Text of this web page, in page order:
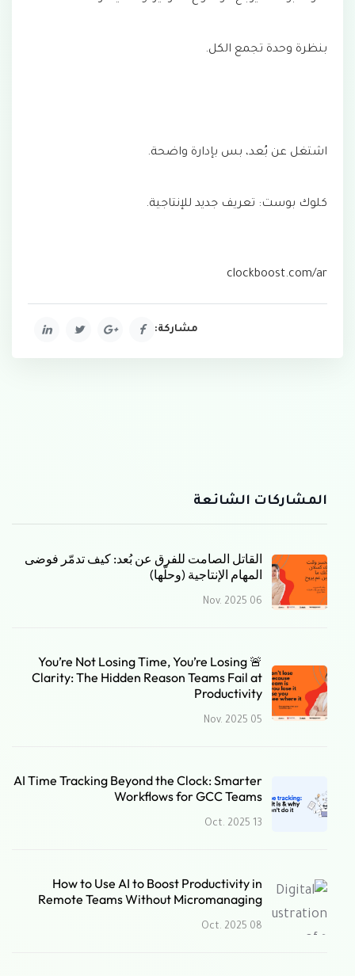
بنظرة وحدة تجمع الكل.
اشتغل عن بُعد، بس بإدارة واضحة.
كلوك بوست: تعريف جديد للإنتاجية.
clockboost.com/ar
مشاركة:
المشاركات الشائعة
القاتل الصامت للفرق عن بُعد: كيف تدمّر فوضى
المهام الإنتاجية (وحلّها)
06 Nov. 2025
🚨 You’re Not Losing Time, You’re Losing
Clarity: The Hidden Reason Teams Fail at
Productivity
05 Nov. 2025
AI Time Tracking Beyond the Clock: Smarter
Workflows for GCC Teams
13 Oct. 2025
How to Use AI to Boost Productivity in
Remote Teams Without Micromanaging
08 Oct. 2025